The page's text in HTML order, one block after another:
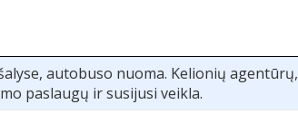
autobuso nuoma. Kelionių agentūrų,
paslaugų ir susijusi veikla.